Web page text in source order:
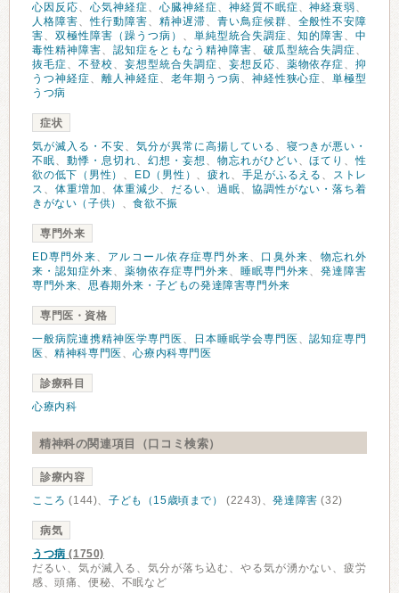
心因反応、 心気神経症、 心臓神経症、 神経質不眠症、神経衰弱、
人格障害、性行動障害、 精神遅滞、 青い鳥症候群、 全般性不安障
害、 双極性障害（躁うつ病） 、 単純型統合失調症、知的障害、中
毒性精神障害、 認知症をともなう精神障害、 破瓜型統合失調症、
抜毛症、 不登校、 妄想型統合失調症、 妄想反応、 薬物依存症、抑
うつ神経症、 離人神経症、 老年期うつ病、 神経性狭心症、単極型
うつ病
症状
気が滅入る・不安、 気分が異常に高揚している 、 寝つきが悪い・
不眠、 動悸・息切れ、 幻想・妄想 、 物忘れがひどい、ほてり 、性
欲の低下（男性） 、 ED（男性） 、疲れ、 手足がふるえる 、 ストレ
ス 、 体重増加 、 体重減少、 だるい、 過眠、 協調性がない・落ち着
きがない（子供） 、食欲不振
専門外来
ED専門外来、 アルコール依存症専門外来、 口臭外来、 物忘れ外
来・認知症外来、 薬物依存症専門外来、 睡眠専門外来、発達障害
専門外来、思春期外来・子どもの発達障害専門外来
専門医・資格
一般病院連携精神医学専門医 、 日本睡眠学会専門医 、認知症専門
医 、精神科専門医 、心療内科専門医
診療科目
心療内科
精神科の関連項目（口コミ検索）
診療内容
こころ (144)、子ども（15歳頃まで） (2243)、発達障害 (32)
病気
うつ病 (1750)
だるい、気が滅入る、気分が落ち込む、やる気が湧かない、疲労
感、頭痛、便秘、不眠など